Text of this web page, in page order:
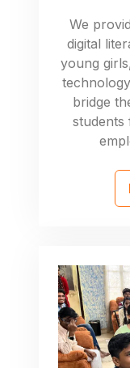
We
digital
young
bridge
students